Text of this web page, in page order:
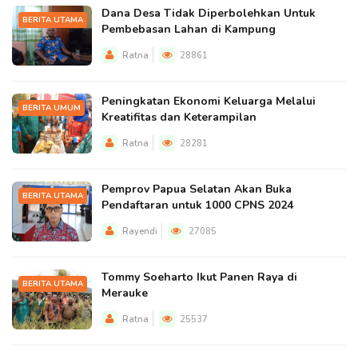
BERITA UTAMA
Dana Desa Tidak Diperbolehkan Untuk
Pembebasan Lahan di Kampung
Ratna 28861
BERITA UMUM
Peningkatan Ekonomi Keluarga Melalui
Kreatifitas dan Keterampilan
Ratna 28281
BERITA UTAMA
Pemprov Papua Selatan Akan Buka
Pendaftaran untuk 1000 CPNS 2024
Rayendi 27085
BERITA UTAMA
Tommy Soeharto Ikut Panen Raya di
Merauke
Ratna 25537